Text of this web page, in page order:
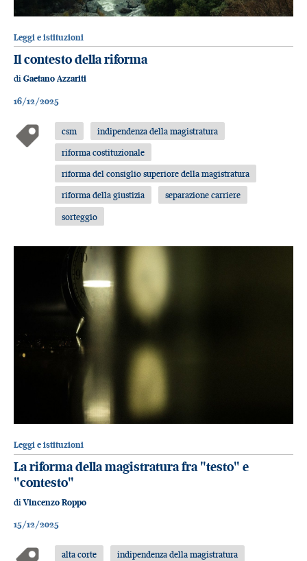
Leggi e istituzioni
Il contesto della riforma
di Gaetano Azzariti
16/12/2025
csm
indipendenza della magistratura
riforma costituzionale
riforma del consiglio superiore della magistratura
riforma della giustizia
separazione carriere
sorteggio
Leggi e istituzioni
La riforma della magistratura fra "testo" e
"contesto"
diVincenzo Roppo
15/12/2025
alta corte
indipendenza della magistratura